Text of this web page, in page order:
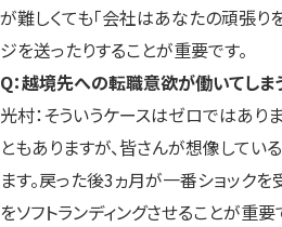
が難しくても「会社はあなたの頑張り
ジを送ったりすることが重要です。
Q：越境先への転職意欲が働いてしま
光村：そういうケースはゼロではあり
ともありますが、皆さんが想像してい
ます。戻った後3ヵ月が一番ショック
をソフトランディングさせることが重要